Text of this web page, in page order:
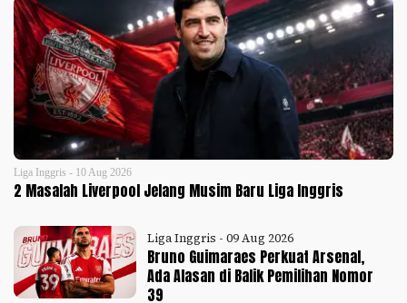
Liga Inggris - 10 Aug 2026
2 Masalah Liverpool Jelang Musim Baru Liga Inggris
Liga Inggris - 09 Aug 2026
Bruno Guimaraes Perkuat Arsenal,
Ada Alasan di Balik Pemilihan Nomor
39